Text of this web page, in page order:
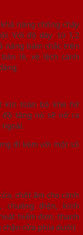
năng chống cháy
Với độ dày từ 1,2
năng bám chắc trên
lề, xệ lệch cánh
kín toàn bộ khe hở
tăng nó sẽ nở ra
đi kèm với một số
chốt âm cho cánh
chuông điện, kính
hiểm đơn, thanh
cửa phía dưới)